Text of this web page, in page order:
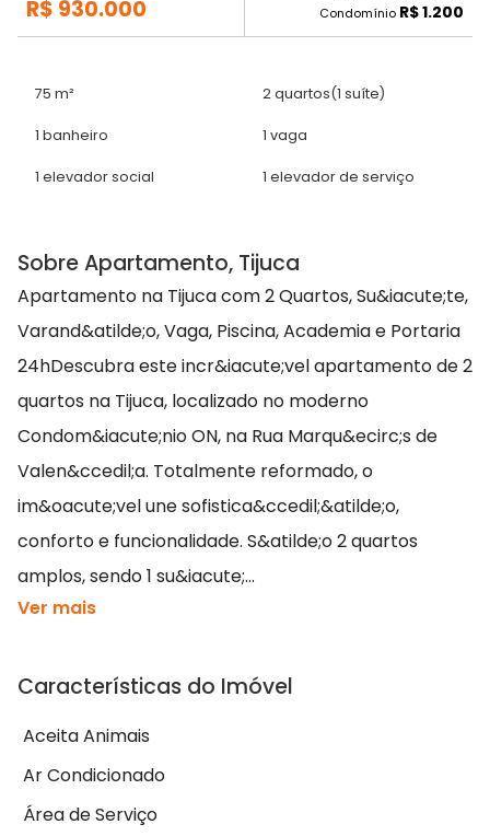
R$ 930.000 Condomínio R$ 1.200
75 m² 2 quartos(1 suíte)
1 banheiro 1 vaga
1 elevador social 1 elevador de serviço
Sobre Apartamento, Tijuca
Apartamento na Tijuca com 2 Quartos, Su&iacute;te,
Varand&atilde;o, Vaga, Piscina, Academia e Portaria
24hDescubra este incr&iacute;vel apartamento de 2
quartos na Tijuca, localizado no moderno
Condom&iacute;nio ON, na Rua Marqu&ecirc;s de
Valen&ccedil;a. Totalmente reformado, o
im&oacute;vel une sofistica&ccedil;&atilde;o,
conforto e funcionalidade. S&atilde;o 2 quartos
amplos, sendo 1 su&iacute;...
Ver mais
Características do Imóvel
Aceita Animais
Ar Condicionado
Área de Serviço